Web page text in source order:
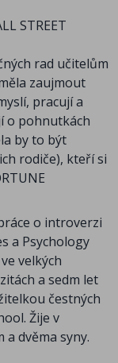
STREET
rad učitelům
zaujmout
pracují a
o pohnutkách
by to být
rodiče), kteří si
o introverzi
a Psychology
velkých
a sedm let
čestných
Žije v
a dvěma syny.